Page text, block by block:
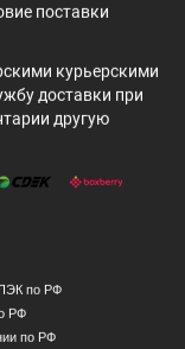
поставки
курьерскими
доставки при
другую
ПЭК по РФ
РФ
по РФ